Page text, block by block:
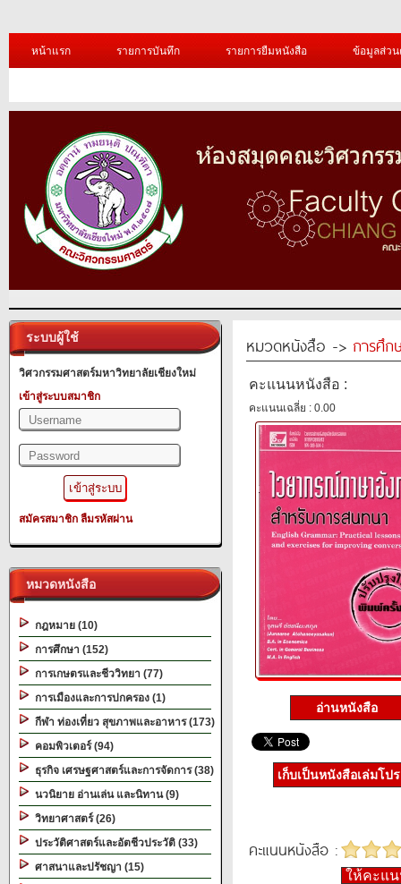
หน้าแรก รายการบันทึก รายการยืมหนังสือ ข้อมูลส่ว
ระบบผู้ใช้
วิศวกรรมศาสตร์มหาวิทยาลัยเชียงใหม่
เข้าสู่ระบบสมาชิก
สมัครสมาชิก ลืมรหัสผ่าน
หมวดหนังสือ
กฎหมาย (10)
การศึกษา (152)
การเกษตรและชีววิทยา (77)
การเมืองและการปกครอง (1)
กีฬา ท่องเที่ยว สุขภาพและอาหาร (173)
คอมพิวเตอร์ (94)
ธุรกิจ เศรษฐศาสตร์และการจัดการ (38)
นวนิยาย อ่านเล่น และนิทาน (9)
วิทยาศาสตร์ (26)
ประวัติศาสตร์และอัตชีวประวัติ (33)
ศาสนาและปรัชญา (15)
หมวดหนังสือ -> การศึก
คะแนนหนังสือ :
คะแนนเฉลี่ย : 0.00
อ่านหนังสือ
เก็บเป็นหนังสือเล่มโป
คะแนนหนังสือ :
ให้คะแ